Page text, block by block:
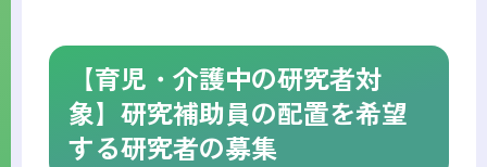
【育児・介護中の研究者対
象】研究補助員の配置を希望
する研究者の募集